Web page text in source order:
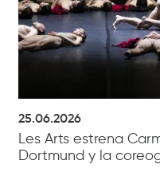
25.06.2026
Les Arts estrena
Dortmund y la